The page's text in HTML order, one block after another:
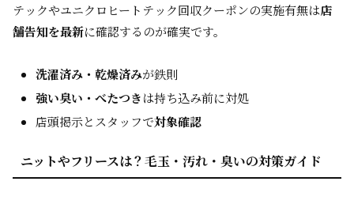
テックやユニクロヒートテック回収クーポンの実施有無は店
舗告知を最新に確認するのが確実です。
洗濯済み・乾燥済みが鉄則
強い臭い・べたつきは持ち込み前に対処
店頭掲示とスタッフで対象確認
ニットやフリースは？毛玉・汚れ・臭いの対策ガイド